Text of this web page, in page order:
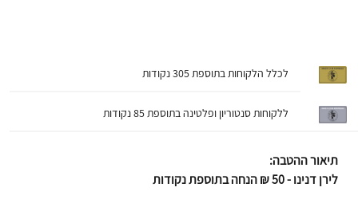
לכלל הלקוחות בתוספת 305 נקודות
ללקוחות סנטוריון ופלטינה בתוספת 85 נקודות
תיאור ההטבה:
לירן דנינו - 50 ₪ הנחה בתוספת נקודות